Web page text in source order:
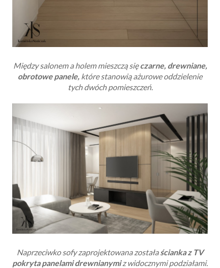
Między salonem a holem mieszczą sięczarne, drewniane,
obrotowe panele, które stanowią ażurowe oddzielenie
tych dwóch pomieszczeń.
Naprzeciwko sofy zaprojektowana została ścianka z TV
pokryta panelami drewnianymiz widocznymi podziałami.